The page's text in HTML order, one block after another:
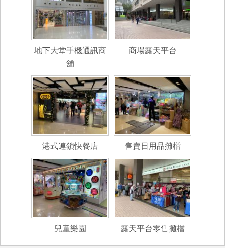
地下大堂手機通訊商
舖
商場露天平台
港式連鎖快餐店 售賣日用品攤檔
兒童樂園 露天平台零售攤檔